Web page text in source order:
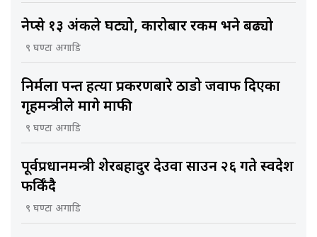
नेप्से १३ अंकले घट्यो, कारोबार रकम भने बढ्यो
९ घण्टा अगाडि
निर्मला पन्त हत्या प्रकरणबारे ठाडो जवाफ दिएका
गृहमन्त्रीले मागे माफी
९ घण्टा अगाडि
पूर्वप्रधानमन्त्री शेरबहादुर देउवा साउन २६ गते स्वदेश
फर्किँदै
९ घण्टा अगाडि